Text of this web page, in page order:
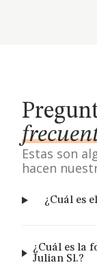
Estas son
hacen
¿Cuál es
¿Cuál es la
Julian Sl.?